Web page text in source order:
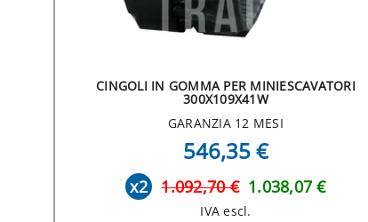
CINGOLI IN GOMMA PER MINIESCAVATORI
300X109X41W
GARANZIA 12 MESI
546,35 €
x2 1.092,70 € 1.038,07 €
IVA escl.